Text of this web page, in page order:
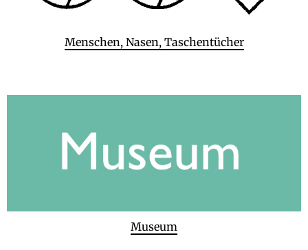
Menschen, Nasen, Taschentücher
Museum